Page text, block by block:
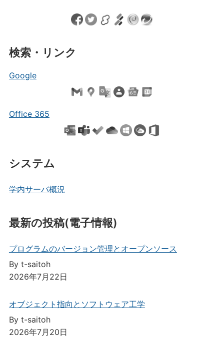
検索・リンク
Google
Office 365
システム
学内サーバ概況
最新の投稿(電子情報)
プログラムのバージョン管理とオープンソース
By t-saitoh
2026年7月22日
オブジェクト指向とソフトウェア工学
By t-saitoh
2026年7月20日